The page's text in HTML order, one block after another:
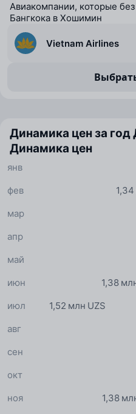
Авиакомпании, которые
Бангкока в Хошимин
Vietnam Airlines
Динамика цен за год
Динамика цен
янв
фев
мар
апр
май
1,38
июн
1,52 млн UZS
июл
авг
сен
окт
1,38
ноя